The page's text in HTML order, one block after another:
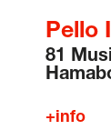
politika
politika
baldintza
Pello
81
+info